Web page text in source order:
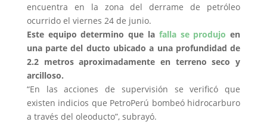
encuentra en la zona del derrame de petróleo
ocurrido el viernes 24 de junio.
Este equipo determino que la falla se produjo en
una parte del ducto ubicado a una profundidad de
2.2 metros aproximadamente en terreno seco y
arcilloso.
“En las acciones de supervisión se verificó que
existen indicios que PetroPerú bombeó hidrocarburo
a través del oleoducto”, subrayó.